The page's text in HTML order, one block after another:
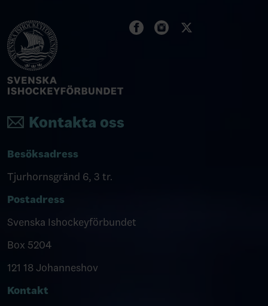
Kontakta oss
Besöksadress
Tjurhornsgränd 6, 3 tr.
Postadress
Svenska Ishockeyförbundet
Box 5204
121 18 Johanneshov
Kontakt